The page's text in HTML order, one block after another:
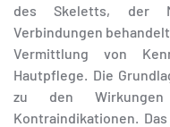
des Skeletts, der
Verbindungen
Vermittlung von
Hautpflege. Die
zu den
Kontraindikationen.